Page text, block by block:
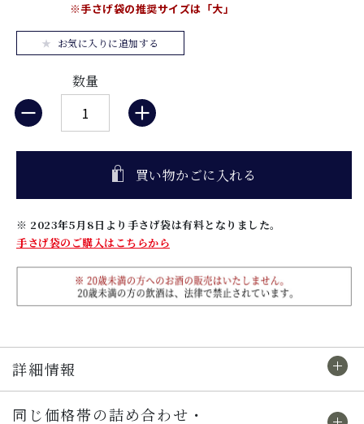
※手さげ袋の推奨サイズは「大」
お気に入りに追加する
数量
買い物かごに入れる
※ 2023年5月8日より手さげ袋は有料となりました。
手さげ袋のご購入はこちらから
詳細情報
同じ価格帯の詰め合わせ・